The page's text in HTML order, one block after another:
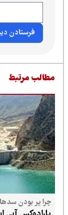
مرتبط
چرا پر بودن سدها